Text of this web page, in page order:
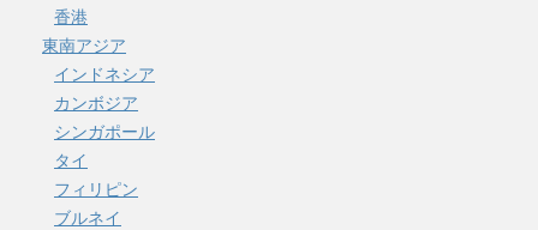
香港
東南アジア
インドネシア
カンボジア
シンガポール
タイ
フィリピン
ブルネイ